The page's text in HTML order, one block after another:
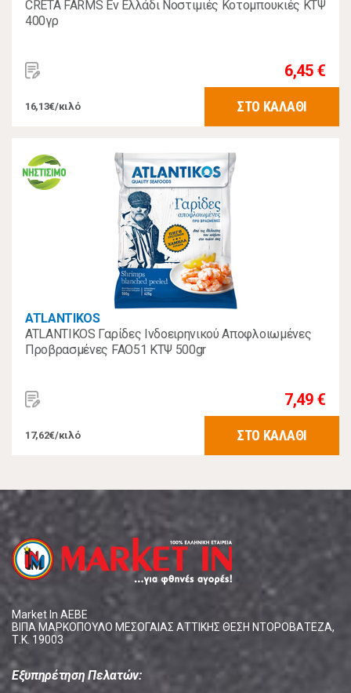
CRETA FARMS Εν Ελλάδι Νοστιμιές Κοτομπουκιές ΚΤΨ
400γρ
6,45 €
16,13€/κιλό ΣΤΟ ΚΑΛΑΘΙ
ATLANTIKOS
ATLANTIKOS Γαρίδες Ινδοειρηνικού Αποφλοιωμένες
Προβρασμένες FAO51 ΚΤΨ 500gr
7,49 €
17,62€/κιλό ΣΤΟ ΚΑΛΑΘΙ
Market In ΑΕΒΕ
ΒΙΠΑ ΜΑΡΚΟΠΟΥΛΟ ΜΕΣΟΓΑΙΑΣ ΑΤΤΙΚΗΣ ΘΕΣΗ ΝΤΟΡΟΒΑΤΕΖΑ,
Τ.Κ. 19003
Εξυπηρέτηση Πελατών: